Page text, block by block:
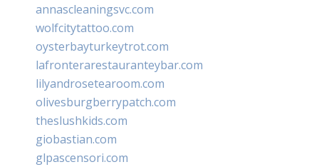
annascleaningsvc.com
wolfcitytattoo.com
oysterbayturkeytrot.com
lafronterarestauranteybar.com
lilyandrosetearoom.com
olivesburgberrypatch.com
theslushkids.com
giobastian.com
glpascensori.com